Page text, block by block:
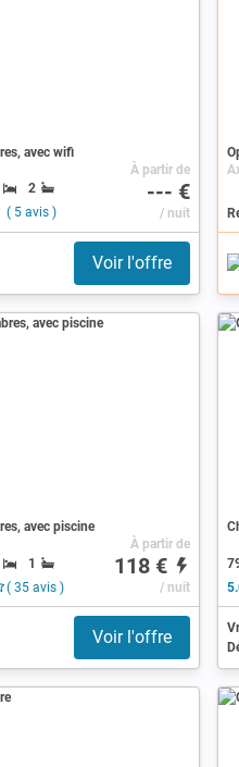
avec wifi
2
( 5 avis )
À partir de
--- €
/ nuit
Voir l'offre
avec piscine
1
( 35 avis )
À partir de
118 €
/ nuit
Voir l'offre